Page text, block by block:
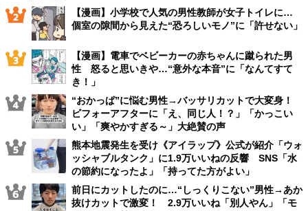
【漫画】小学校で人気の男性教師が女子トイレに…
個室の隙間から見えた“恐ろしいモノ”に「許せない」
【漫画】電車でベビーカーの赤ちゃんに蹴られた男
性 怒ると思いきや…“意外な本音”に「なんてすて
き！」
“おかっぱ”に悩む男性→バッサリカットで大変身！
ビフォーアフターに「え、同じ人！？」「かっこい
い」「爽やかすぎる～」大絶賛の声
熊本地震発生を受け《アイラップ》公式が紹介「ウォ
ッシャブルタンク」に1.9万いいねの反響 SNS「水
の節約になったよ」「持ってた方がよい」
前日にカットしたのに…“しっくりこない”男性→あか
抜けカットで激変！ 2.9万いいね「別人やん」「モ